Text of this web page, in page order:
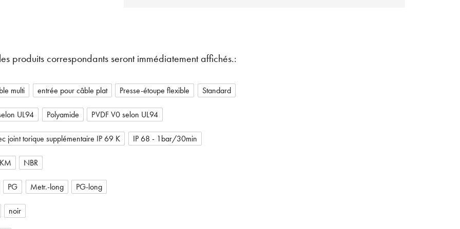
produits correspondants seront immédiatement affichés.:
multi entrée pour câble plat Presse-étoupe flexible Standard
UL94 Polyamide PVDF V0 selon UL94
joint torique supplémentaire IP 69 K IP 68 - 1bar/30min
NBR
PG Metr.-long PG-long
noir